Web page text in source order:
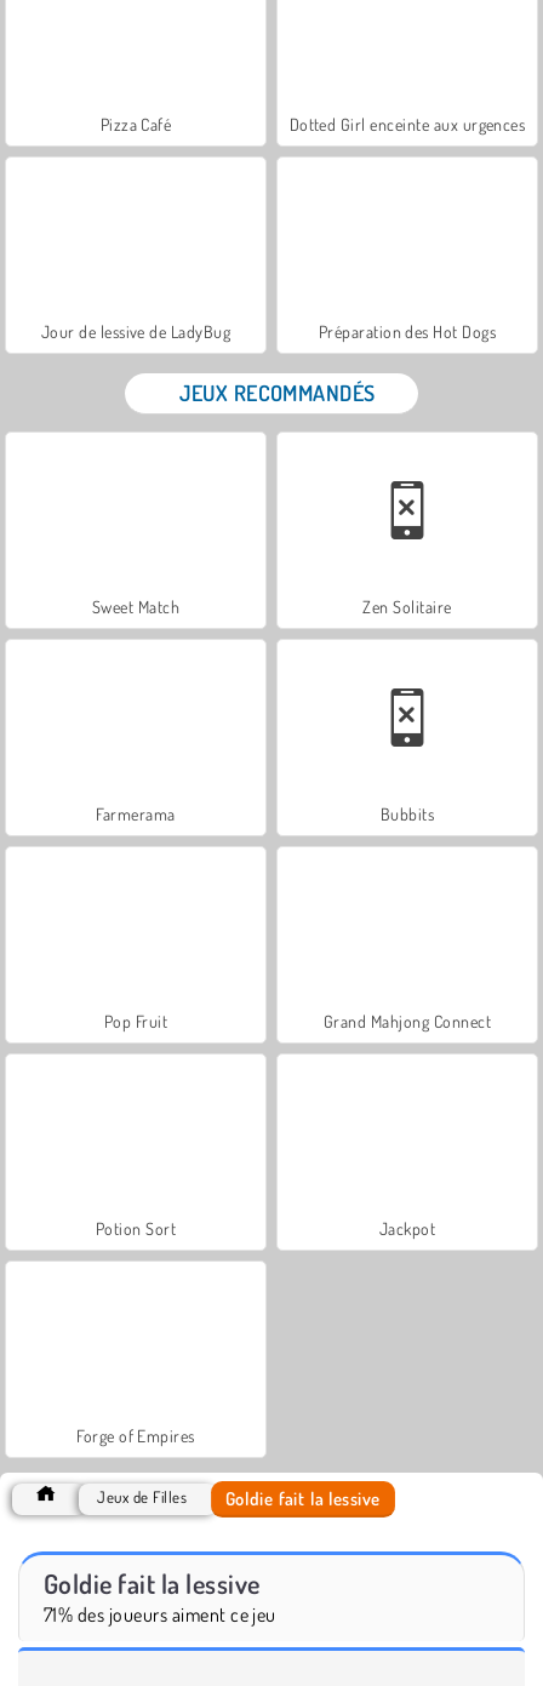
Pizza Café Dotted Girl enceinte aux urgences
Jour de lessive de LadyBug Préparation des Hot Dogs
JEUX RECOMMANDÉS
Sweet Match Zen Solitaire
Farmerama Bubbits
Pop Fruit Grand Mahjong Connect
Potion Sort Jackpot
Forge of Empires
Jeux de Filles Goldie fait la lessive
Goldie fait la lessive
71% des joueurs aiment ce jeu